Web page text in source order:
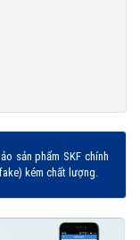
sản phẩm SKF chính
kém chất lượng.